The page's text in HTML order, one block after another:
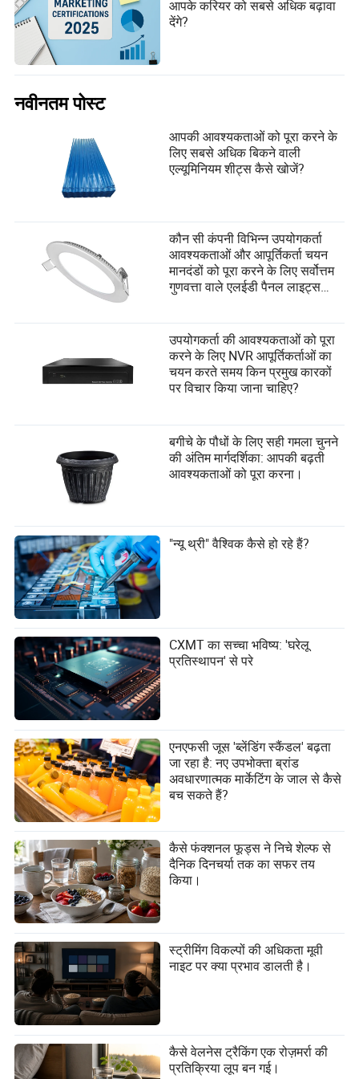
परीक्षा के पैटर्न और प्रश्नों के प्रकार की समझ होती है।
5. CTET की तैयारी के लिए सबसे अच्छी किताबें कौन सी हैं?
NCERT की किताबें, अरिहंत पब्लिकेशन्स की CTET गाइड, और पियर्सन
आपके करियर को सबसे अधिक बढ़ावा
देंगे?
नवीनतम पोस्ट
आपकी आवश्यकताओं को पूरा करने के
लिए सबसे अधिक बिकने वाली
एल्यूमिनियम शीट्स कैसे खोजें?
कौन सी कंपनी विभिन्न उपयोगकर्ता
आवश्यकताओं और आपूर्तिकर्ता चयन
मानदंडों को पूरा करने के लिए सर्वोत्तम
गुणवत्ता वाले एलईडी पैनल लाइट्स
उपयोगकर्ता की आवश्यकताओं को पूरा
करने के लिए NVR आपूर्तिकर्ताओं का
चयन करते समय किन प्रमुख कारकों
पर विचार किया जाना चाहिए?
बगीचे के पौधों के लिए सही गमला चुनने
की अंतिम मार्गदर्शिका: आपकी बढ़ती
आवश्यकताओं को पूरा करना।
"न्यू थ्री" वैश्विक कैसे हो रहे हैं?
CXMT का सच्चा भविष्य: 'घरेलू
प्रतिस्थापन' से परे
एनएफसी जूस 'ब्लेंडिंग स्कैंडल' बढ़ता
जा रहा है: नए उपभोक्ता ब्रांड
अवधारणात्मक मार्केटिंग के जाल से कैसे
बच सकते हैं?
कैसे फंक्शनल फूड्स ने निचे शेल्फ से
दैनिक दिनचर्या तक का सफर तय
किया।
स्ट्रीमिंग विकल्पों की अधिकता मूवी
नाइट पर क्या प्रभाव डालती है।
कैसे वेलनेस ट्रैकिंग एक रोज़मर्रा की
प्रतिक्रिया लूप बन गई।